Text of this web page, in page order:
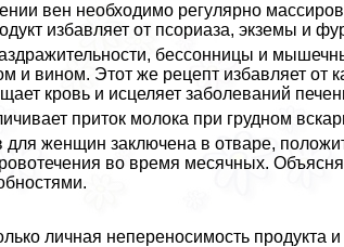
вен необходимо регулярно
избавляет от псориаза, экземы и
бессонницы и
и вином. Этот же рецепт избавляет
кровь и исцеляет заболеваний
приток молока при грудном
для женщин заключена в отваре,
во время мecячных.
личная непереносимость продукта